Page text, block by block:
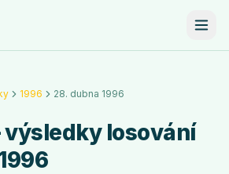
1996 28. dubna 1996
losování